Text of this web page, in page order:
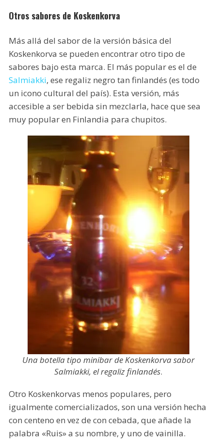
Otros sabores de Koskenkorva
Más allá del sabor de la versión básica del
Koskenkorva se pueden encontrar otro tipo de
sabores bajo esta marca. El más popular es el de
Salmiakki, ese regaliz negro tan finlandés (es todo
un icono cultural del país). Esta versión, más
accesible a ser bebida sin mezclarla, hace que sea
muy popular en Finlandia para chupitos.
Una botella tipo minibar de Koskenkorva sabor
Salmiakki, el regaliz finlandés.
Otro Koskenkorvas menos populares, pero
igualmente comercializados, son una versión hecha
con centeno en vez de con cebada, que añade la
palabra «Ruis» a su nombre, y uno de vainilla.